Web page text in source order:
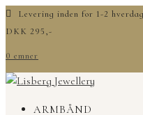
Levering inden for 1-2
DKK 295,-
0 emner
ARMBÅND